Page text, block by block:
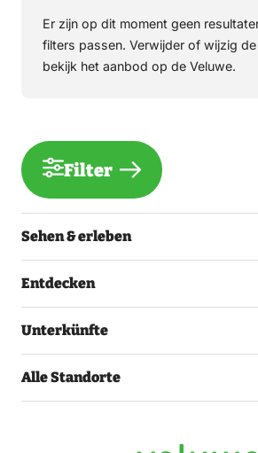
Er zijn op dit moment geen
filters passen. Verwijder of wijzig
bekijk het aanbod op de Veluwe.
Filter
Sehen & erleben
Entdecken
Unterkünfte
Alle Standorte